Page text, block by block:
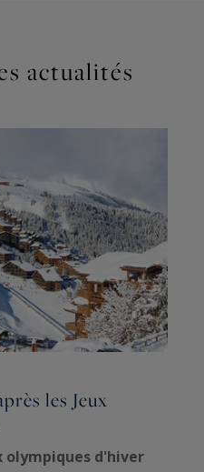
actualités
les Jeux
olympiques d'hiver